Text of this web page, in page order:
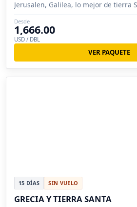
Jerusalen, Galilea, lo mejor de tierra
Desde
1,666.00
USD / DBL
VER PAQUETE
15 DÍAS SIN VUELO
GRECIA Y TIERRA SANTA